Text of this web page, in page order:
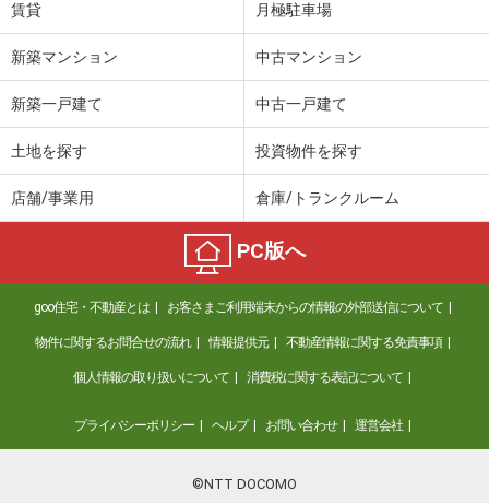
賃貸 月極駐車場
新築マンション 中古マンション
新築一戸建て 中古一戸建て
土地を探す 投資物件を探す
店舗/事業用 倉庫/トランクルーム
PC版へ
goo住宅・不動産とは お客さまご利用端末からの情報の外部送信について
物件に関するお問合せの流れ 情報提供元 不動産情報に関する免責事項
個人情報の取り扱いについて 消費税に関する表記について
プライバシーポリシー ヘルプ お問い合わせ 運営会社
©NTT DOCOMO